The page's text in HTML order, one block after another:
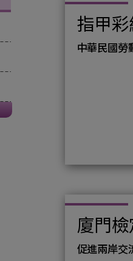
指甲
中華民國勞
廈門檢
促進兩岸交